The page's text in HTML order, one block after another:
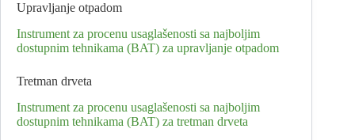
Upravljanje otpadom
Instrument za procenu usaglašenosti sa najboljim
dostupnim tehnikama (BAT) za upravljanje otpadom
Tretman drveta
Instrument za procenu usaglašenosti sa najboljim
dostupnim tehnikama (BAT) za tretman drveta